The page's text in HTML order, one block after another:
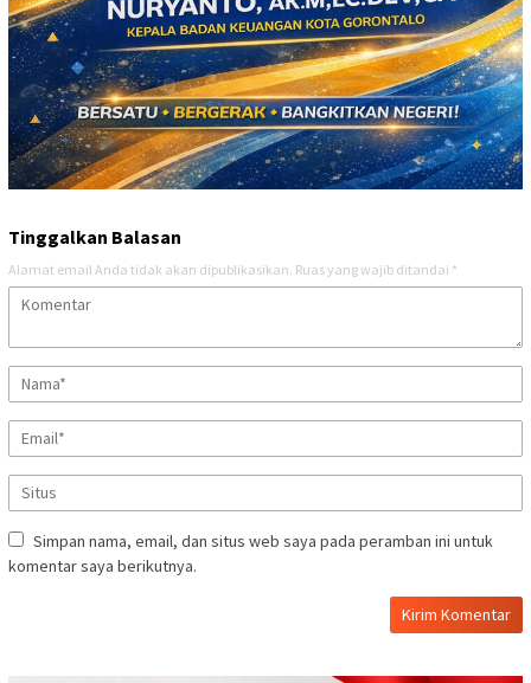
Tinggalkan Balasan
Alamat email Anda tidak akan dipublikasikan. Ruas yang wajib ditandai *
Simpan nama, email, dan situs web saya pada peramban ini untuk
komentar saya berikutnya.